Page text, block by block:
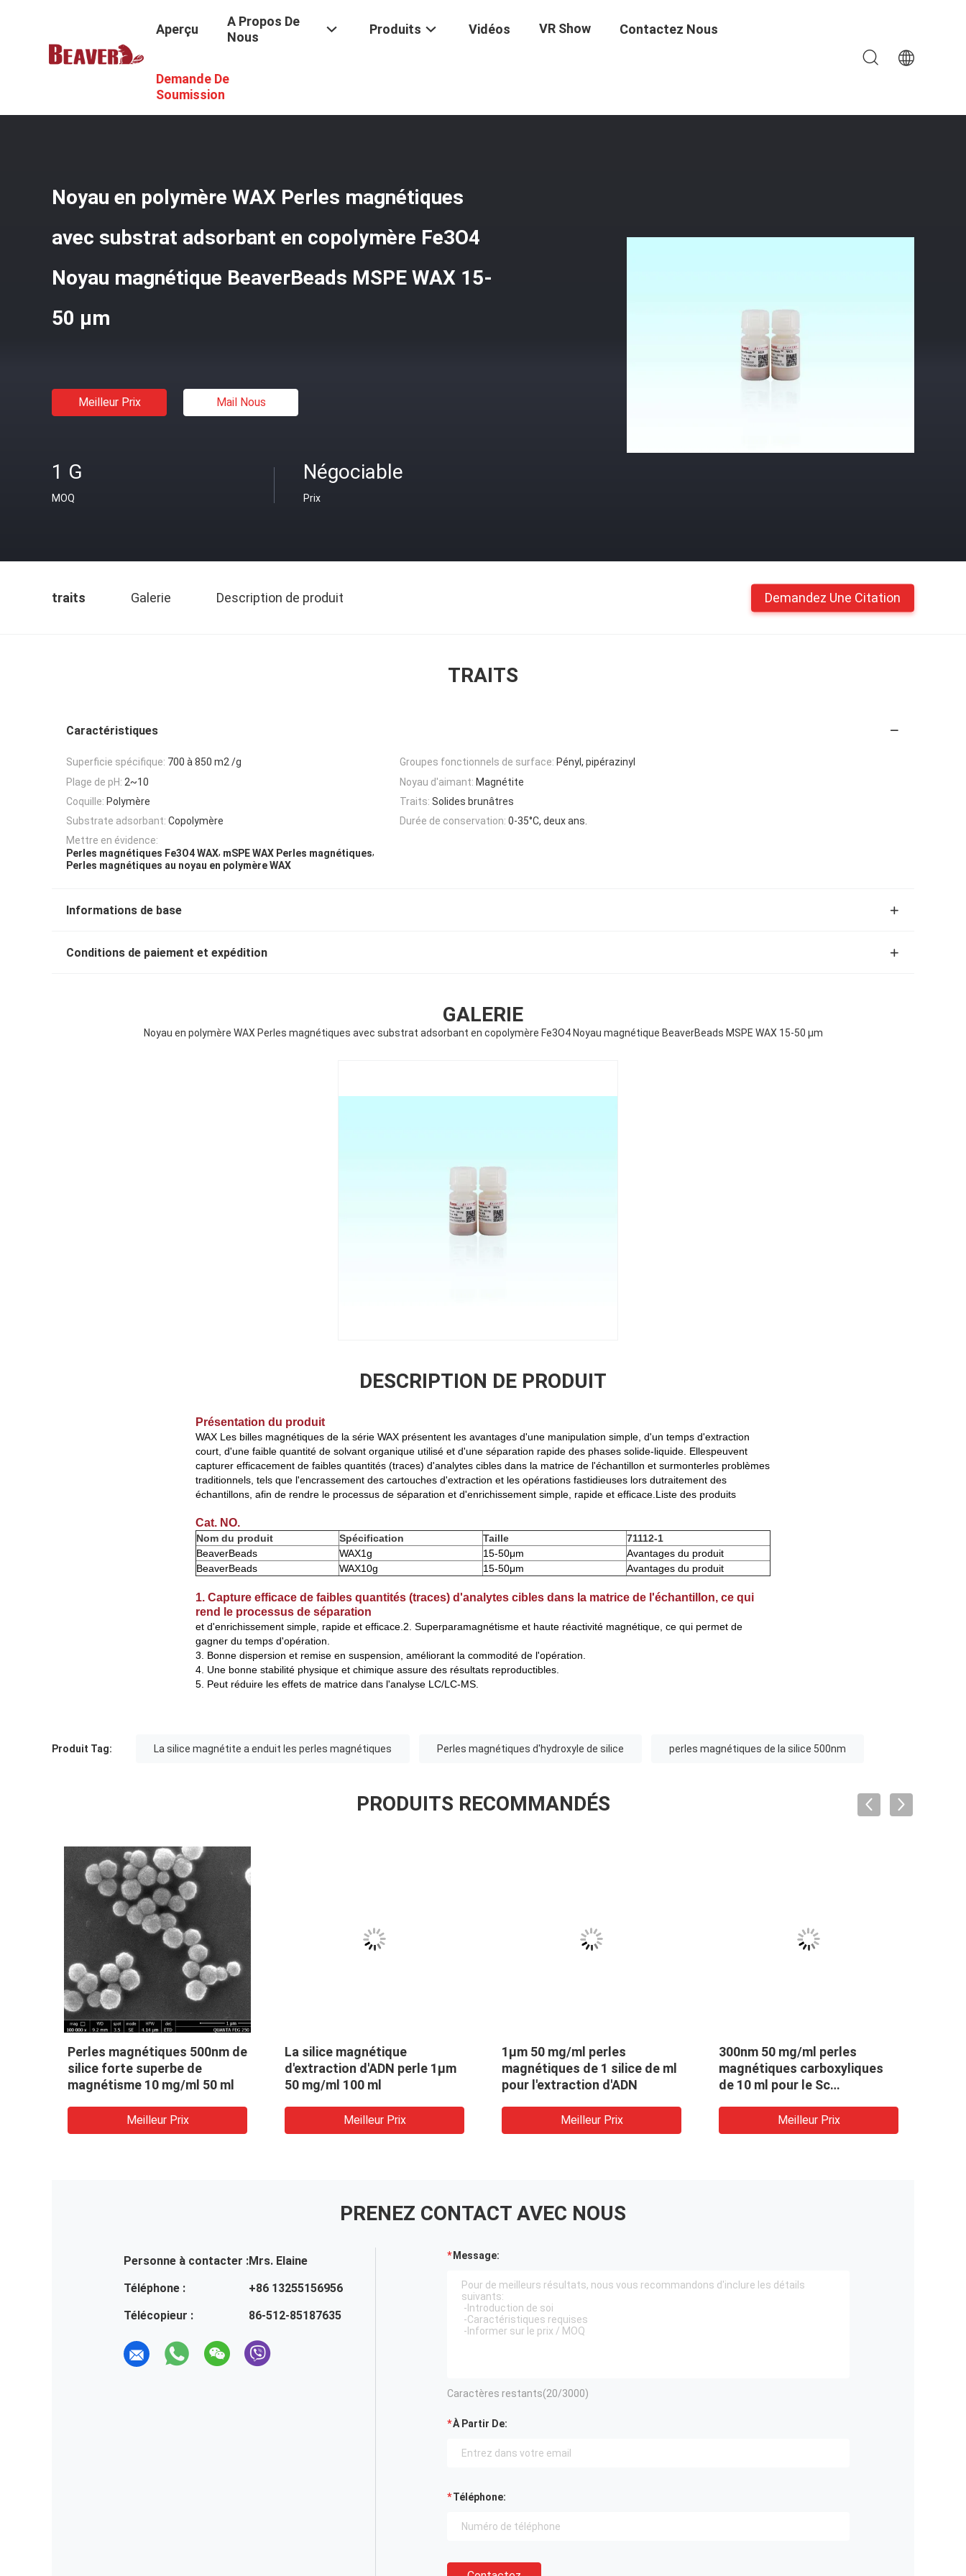
Aperçu
A Propos De
Nous
Produits Vidéos VR Show Contactez Nous
Demande De
Soumission
Perles Magnétiques De Silice
Noyau en polymère WAX Perles magnétiques
avec substrat adsorbant en copolymère Fe3O4
Noyau magnétique BeaverBeads MSPE WAX 15-
50 μm
Meilleur Prix Mail Nous
1 G
MOQ
Négociable
Prix
traits Galerie Description de produit Demandez Une Citation
TRAITS
Caractéristiques
Superficie spécifique: 700 à 850 m2 /g Groupes fonctionnels de surface: Pényl, pipérazinyl
Plage de pH: 2~10 Noyau d'aimant: Magnétite
Coquille: Polymère Traits: Solides brunâtres
Substrate adsorbant: Copolymère Durée de conservation: 0-35°C, deux ans.
Mettre en évidence:
Perles magnétiques Fe3O4 WAX, mSPE WAX Perles magnétiques,
Perles magnétiques au noyau en polymère WAX
Informations de base
Conditions de paiement et expédition
GALERIE
Noyau en polymère WAX Perles magnétiques avec substrat adsorbant en copolymère Fe3O4 Noyau magnétique BeaverBeads MSPE WAX 15-50 μm
DESCRIPTION DE PRODUIT
Présentation du produit
WAX Les billes magnétiques de la série WAX présentent les avantages d'une manipulation simple, d'un temps d'extraction
court, d'une faible quantité de solvant organique utilisé et d'une séparation rapide des phases solide-liquide. Ellespeuvent
capturer efficacement de faibles quantités (traces) d'analytes cibles dans la matrice de l'échantillon et surmonterles problèmes
traditionnels, tels que l'encrassement des cartouches d'extraction et les opérations fastidieuses lors dutraitement des
échantillons, afin de rendre le processus de séparation et d'enrichissement simple, rapide et efficace. Liste des produits
Cat. NO.
Nom du produit Spécification Taille
71112-1
BeaverBeads
WAX1g 15-50μm
Avantages du produit
BeaverBeads
WAX10g 15-50μm Avantages du produit
1. Capture efficace de faibles quantités (traces) d'analytes cibles dans la matrice de l'échantillon, ce qui
rend le processus de séparation
et d'enrichissement simple, rapide et efficace. 2. Superparamagnétisme et haute réactivité magnétique, ce qui permet de
gagner du temps d'opération.
3. Bonne dispersion et remise en suspension, améliorant la commodité de l'opération.
4. Une bonne stabilité physique et chimique assure des résultats reproductibles.
5. Peut réduire les effets de matrice dans l'analyse LC/LC-MS.
Produit Tag: La silice magnétite a enduit les perles magnétiques Perles magnétiques d'hydroxyle de silice perles magnétiques de la silice 500nm
PRODUITS RECOMMANDÉS
Perles magnétiques 500nm de
silice forte superbe de
magnétisme 10 mg/ml 50 ml
Meilleur Prix
La silice magnétique
d'extraction d'ADN perle 1μm
50 mg/ml 100 ml
Meilleur Prix
1μm 50 mg/ml perles
magnétiques de 1 silice de ml
pour l'extraction d'ADN
Meilleur Prix
300nm 50 mg/ml perles
magnétiques carboxyliques
de 10 ml pour le Sc
Meilleur Prix
PRENEZ CONTACT AVEC NOUS
Personne à contacter :Mrs. Elaine
Téléphone :
+86 13255156956
Télécopieur :
86-512-85187635
Message:
Caractères restants(20/3000)
À Partir De:
Téléphone: